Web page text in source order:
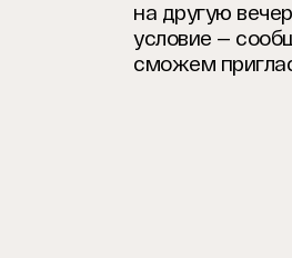
на другую
условие —
сможем